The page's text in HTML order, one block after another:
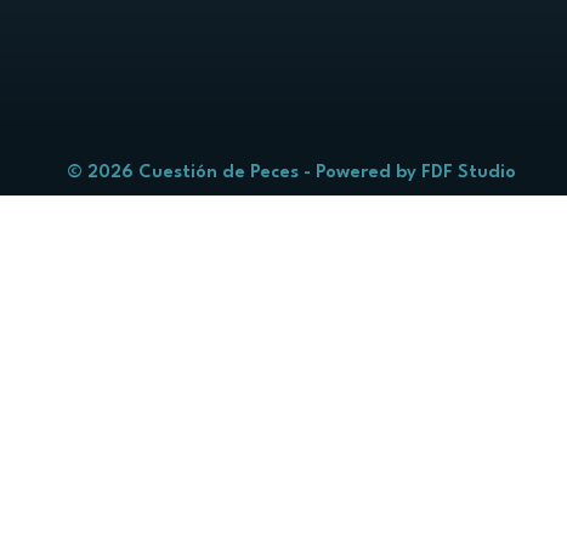
© 2026 Cuestión de Peces - Powered by FDF Studio